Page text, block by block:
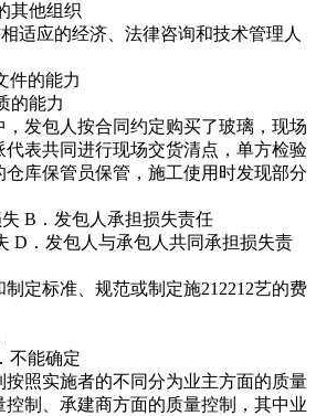
其他组织
适应的经济、法律咨询和技术管理人
件的能力
的能力
，发包人按合同约定购买了玻璃，现场
表共同进行现场交货清点，单方检验
库保管员保管，施工使用时发现部分
B．发包人承担损失责任
D．发包人与承包人共同承担损失责
定标准、规范或制定施212212艺的费
不能确定
按照实施者的不同分为业主方面的质量
制、承建商方面的质量控制，其中业